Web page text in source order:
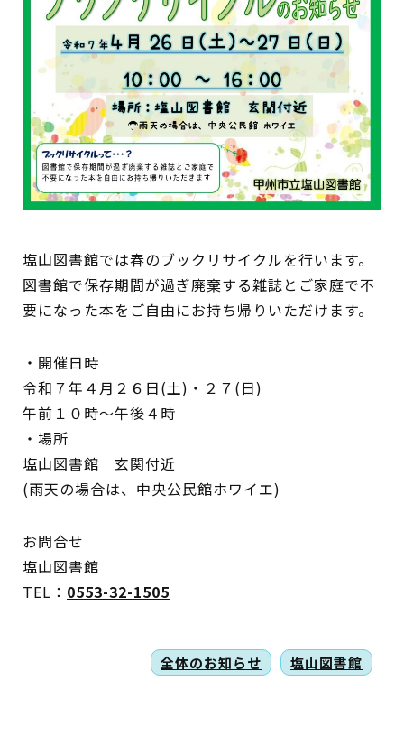
塩山図書館では春のブックリサイクルを行います。
図書館で保存期間が過ぎ廃棄する雑誌とご家庭で不
要になった本をご自由にお持ち帰りいただけます。
・開催日時
令和７年４月２６日(土)・２７(日)
午前１０時～午後４時
・場所
塩山図書館 玄関付近
(雨天の場合は、中央公民館ホワイエ)
お問合せ
塩山図書館
TEL： 0553-32-1505
全体のお知らせ 塩山図書館
イベント
図書館地図PDF
よくあるご質問
マンガ「雨宮敬二郎」
スポンサー企業
リンク集
利用案内
インターネットサービス
蔵書検索・マイページ
図書館
としょかん
のおしごと